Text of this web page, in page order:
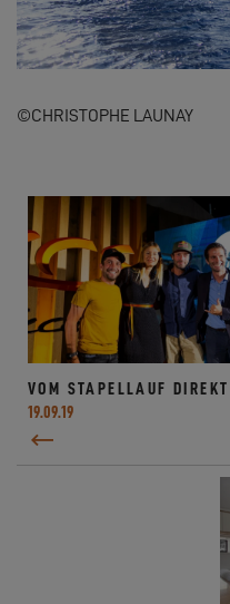
©CHRISTOPHE LAUNAY
VOM STAPELLAUF
19.09.19